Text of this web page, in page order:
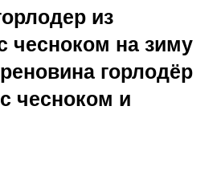
из
чесноком на зиму
горлодёр
чесноком и